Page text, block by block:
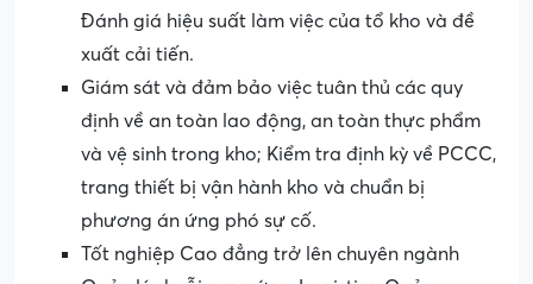
Đánh giá hiệu suất làm việc của tổ kho và đề
xuất cải tiến.
Giám sát và đảm bảo việc tuân thủ các quy
định về an toàn lao động, an toàn thực phẩm
và vệ sinh trong kho; Kiểm tra định kỳ về PCCC,
trang thiết bị vận hành kho và chuẩn bị
phương án ứng phó sự cố.
Tốt nghiệp Cao đẳng trở lên chuyên ngành